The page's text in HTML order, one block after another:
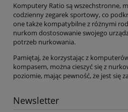
Komputery Ratio są wszechstronne,
codzienny zegarek sportowy, co
one także kompatybilne z różnymi
nurkom dostosowanie swojego
potrzeb nurkowania.
Pamiętaj, że korzystając z
kompasem, można cieszyć się z
poziomie, mając pewność, że jest się
Newsletter